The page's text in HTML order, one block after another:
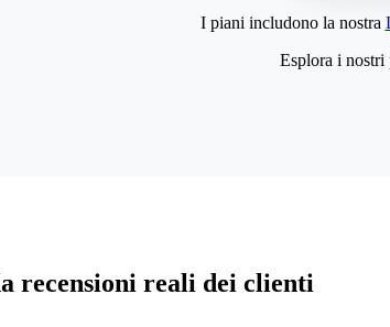
I piani includono la nostra
Esplora i nostri
recensioni reali dei clienti